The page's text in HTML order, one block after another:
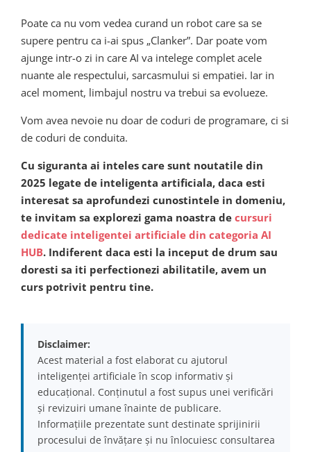
Poate ca nu vom vedea curand un robot care sa se
supere pentru ca i-ai spus „Clanker”. Dar poate vom
ajunge intr-o zi in care AI va intelege complet acele
nuante ale respectului, sarcasmului si empatiei. Iar in
acel moment, limbajul nostru va trebui sa evolueze.
Vom avea nevoie nu doar de coduri de programare, ci si
de coduri de conduita.
Cu siguranta ai inteles care sunt noutatile din
2025 legate de inteligenta artificiala, daca esti
interesat sa aprofundezi cunostintele in domeniu,
te invitam sa explorezi gama noastra de cursuri
dedicate inteligentei artificiale din categoria AI
HUB. Indiferent daca esti la inceput de drum sau
doresti sa iti perfectionezi abilitatile, avem un
curs potrivit pentru tine.
Disclaimer:
Acest material a fost elaborat cu ajutorul
inteligenței artificiale în scop informativ și
educațional. Conținutul a fost supus unei verificări
și revizuiri umane înainte de publicare.
Informațiile prezentate sunt destinate sprijinirii
procesului de învățare și nu înlocuiesc consultarea